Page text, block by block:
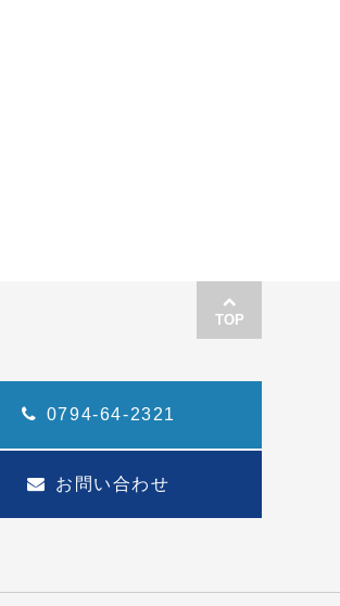
TOP
0794-64-2321
お問い合わせ